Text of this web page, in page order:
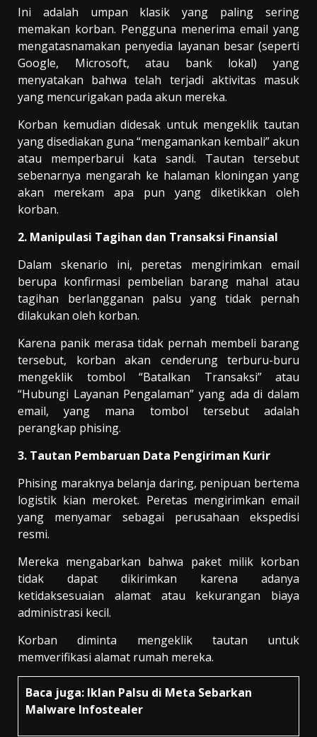
Ini adalah umpan klasik yang paling sering
memakan korban. Pengguna menerima email yang
mengatasnamakan penyedia layanan besar (seperti
Google, Microsoft, atau bank lokal) yang
menyatakan bahwa telah terjadi aktivitas masuk
yang mencurigakan pada akun mereka.
Korban kemudian didesak untuk mengeklik tautan
yang disediakan guna “mengamankan kembali” akun
atau memperbarui kata sandi. Tautan tersebut
sebenarnya mengarah ke halaman kloningan yang
akan merekam apa pun yang diketikkan oleh
korban.
2. Manipulasi Tagihan dan Transaksi Finansial
Dalam skenario ini, peretas mengirimkan email
berupa konfirmasi pembelian barang mahal atau
tagihan berlangganan palsu yang tidak pernah
dilakukan oleh korban.
Karena panik merasa tidak pernah membeli barang
tersebut, korban akan cenderung terburu-buru
mengeklik tombol “Batalkan Transaksi” atau
“Hubungi Layanan Pengalaman” yang ada di dalam
email, yang mana tombol tersebut adalah
perangkap phising.
3. Tautan Pembaruan Data Pengiriman Kurir
Phising maraknya belanja daring, penipuan bertema
logistik kian meroket. Peretas mengirimkan email
yang menyamar sebagai perusahaan ekspedisi
resmi.
Mereka mengabarkan bahwa paket milik korban
tidak dapat dikirimkan karena adanya
ketidaksesuaian alamat atau kekurangan biaya
administrasi kecil.
Korban diminta mengeklik tautan untuk
memverifikasi alamat rumah mereka.
Baca juga: Iklan Palsu di Meta Sebarkan
Malware Infostealer